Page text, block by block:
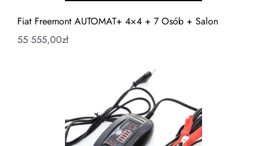
Fiat Freemont AUTOMAT+ 4×4 + 7 Osób + Salon
55 555,00zł